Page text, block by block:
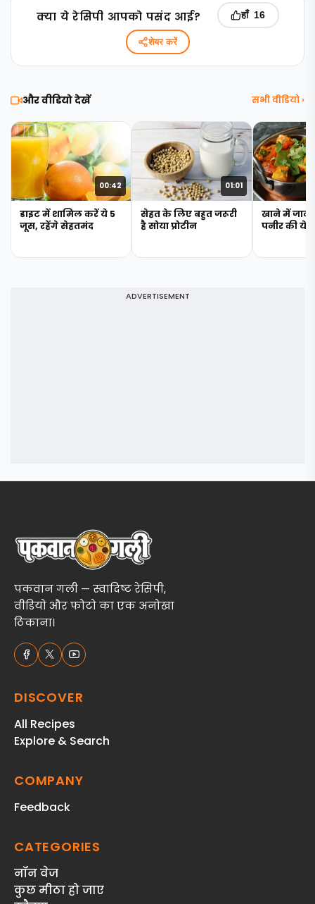
क्‍या ये रेसिपी आपको पसंद आई? हाँ 16
शेयर करें
और वीडियो देखें सभी वीडियो ›
00:42
डाइट में शामिल करें ये 5
जूस, रहेंगे सेहतमंद
01:01
सेहत के लिए बहुत जरूरी
है सोया प्रोटीन
खाने में जान
पनीर की ये
ADVERTISEMENT
पकवान गली — स्वादिष्ट रेसिपी,
वीडियो और फोटो का एक अनोखा
ठिकाना।
DISCOVER
All Recipes
Explore & Search
COMPANY
Feedback
CATEGORIES
नॉन वेज
कुछ मीठा हो जाए